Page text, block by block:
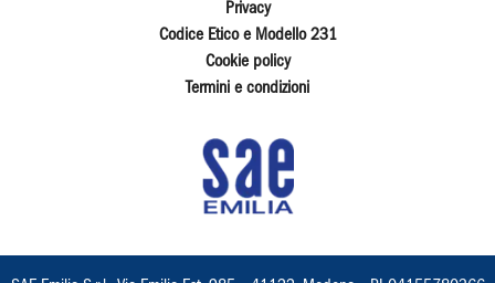
Privacy
Codice Etico e Modello 231
Cookie policy
Termini e condizioni